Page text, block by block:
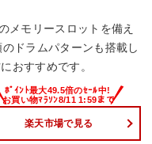
メモリースロットを備え
ドラムパターンも搭載し
おすすめです。
楽天市場で見る